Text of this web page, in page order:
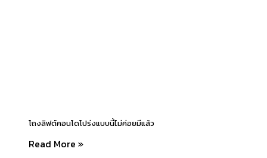
โถงลิฟต์คอนโดโปร่งแบบนี้ไม่ค่อยมีแล้ว
Read More »